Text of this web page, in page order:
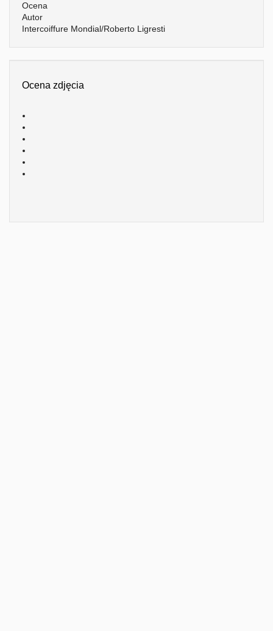
Ocena
Autor
Intercoiffure Mondial/Roberto Ligresti
Ocena zdjęcia